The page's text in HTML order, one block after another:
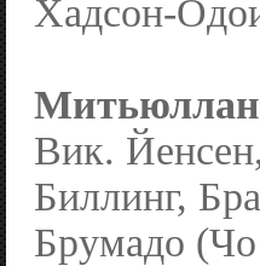
Хадсон-
Вик.
Биллинг,
Брумадо